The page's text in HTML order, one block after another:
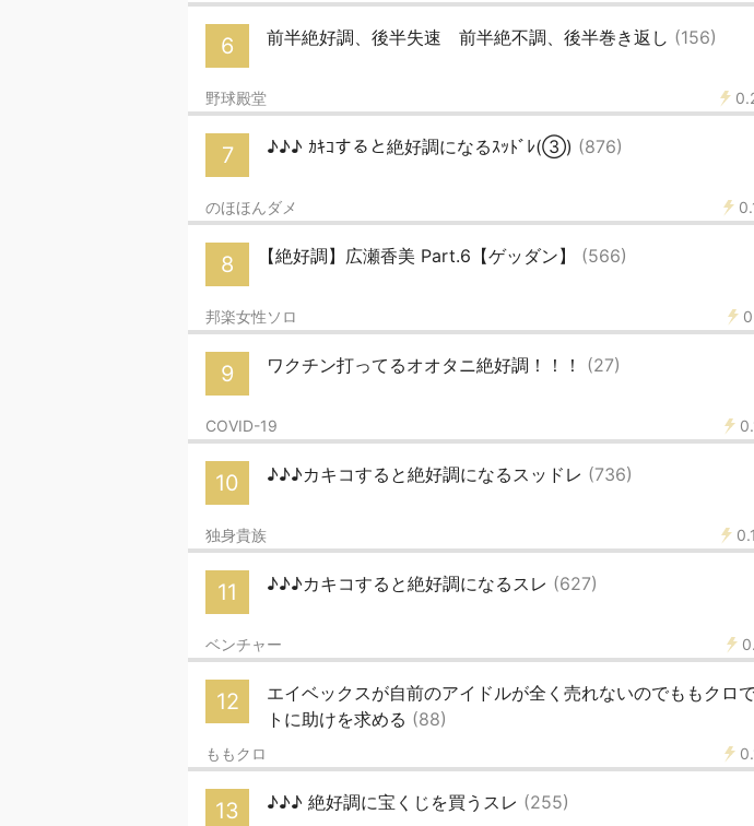
6 前半絶好調、後半失速 前半絶不調、後半巻き返し (156)
野球殿堂
7 ♪♪♪ ｶｷｺすると絶好調になるｽｯﾄﾞﾚ(③) (876)
のほほんダメ
8 【絶好調】広瀬香美 Part.6【ゲッダン】 (566)
邦楽女性ソロ
9 ワクチン打ってるオオタニ絶好調！！！ (27)
COVID-19
10 ♪♪♪カキコすると絶好調になるスッドレ (736)
0.1
独身貴族
11 ♪♪♪カキコすると絶好調になるスレ (627)
ベンチャー
12
エイベックスが自前のアイドルが全く売れないのでももクロ
トに助けを求める (88)
ももクロ
13 ♪♪♪ 絶好調に宝くじを買うスレ (255)